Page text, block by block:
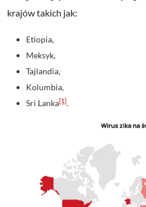
krajów takich jak:
Etiopia,
Meksyk,
Tajlandia,
Kolumbia,
Sri Lanka[1].